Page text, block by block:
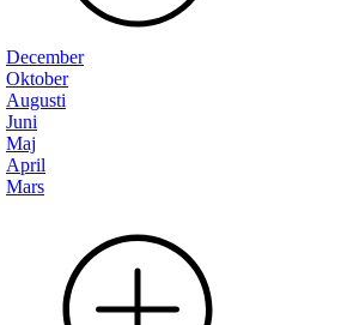
December
Oktober
Augusti
Juni
Maj
April
Mars